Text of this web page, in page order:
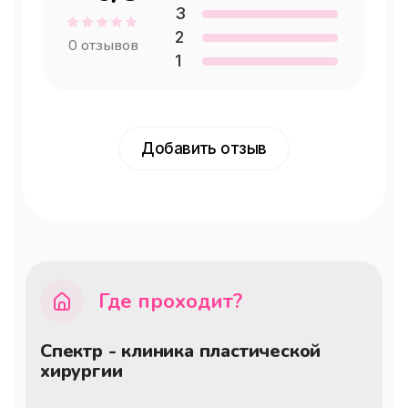
0 отзывов
3
2
1
Добавить отзыв
Где проходит?
Спектр - клиника пластической
хирургии